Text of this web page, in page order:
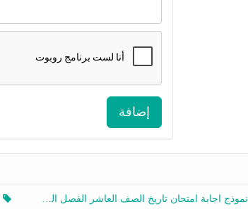
إضافة
نموذج اجابة امتحان تاريخ الصف العاشر الفصل الثاني 2025-2026